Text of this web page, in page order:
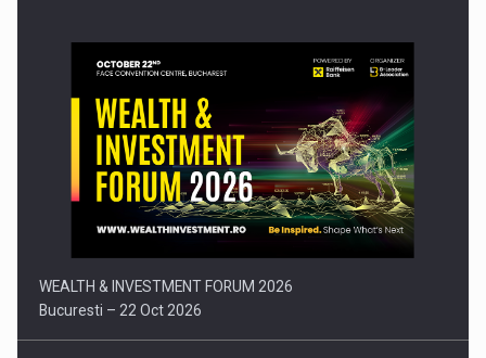
Comunicat de presa: Joburile part-time reincep sa intre pe…
WEALTH & INVESTMENT FORUM 2026
Bucuresti – 22 Oct 2026